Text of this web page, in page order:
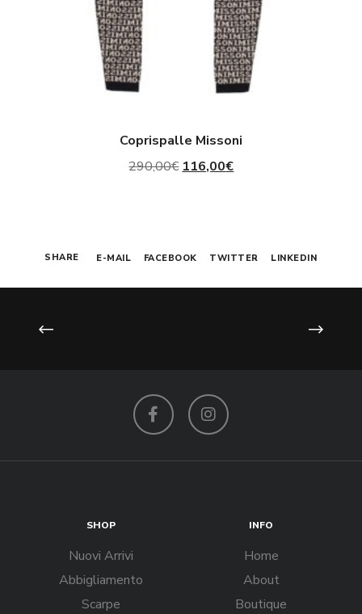
Coprispalle Missoni
290,00€ Il
290,00€.
116,00€Il
116,00€.
SHARE E-MAIL FACEBOOK TWITTER LINKEDIN
SHOP
Nuovi Arrivi
Abbigliamento
Scarpe
INFO
Home
About
Boutique